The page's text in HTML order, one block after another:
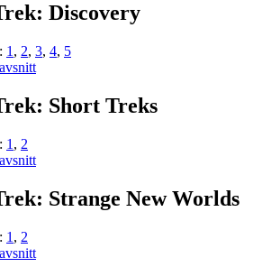
Discovery
1 , 2, 3, 4, 5
Short Treks
1 , 2
Strange New Worlds
1 , 2